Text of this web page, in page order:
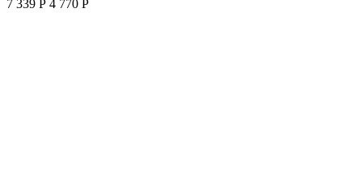
7 339 Р 4 770 Р